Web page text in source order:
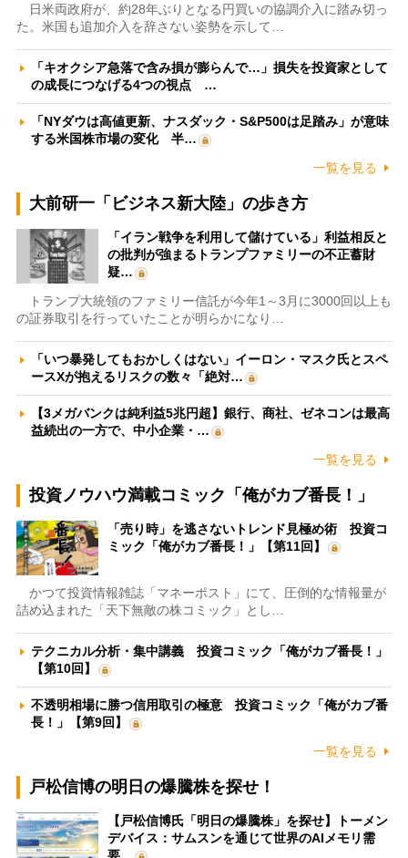
日米両政府が、約28年ぶりとなる円買いの協調介入に踏み切っ
た。米国も追加介入を辞さない姿勢を示して…
「キオクシア急落で含み損が膨らんで…」損失を投資家として
の成長につなげる4つの視点 …
「NYダウは高値更新、ナスダック・S&P500は足踏み」が意味
する米国株市場の変化 半…
一覧を見る
大前研一「ビジネス新大陸」の歩き方
「イラン戦争を利用して儲けている」利益相反と
の批判が強まるトランプファミリーの不正蓄財
疑…
トランプ大統領のファミリー信託が今年1～3月に3000回以上も
の証券取引を行っていたことが明らかになり…
「いつ暴発してもおかしくはない」イーロン・マスク氏とスペ
ースXが抱えるリスクの数々「絶対…
【3メガバンクは純利益5兆円超】銀行、商社、ゼネコンは最高
益続出の一方で、中小企業・…
一覧を見る
投資ノウハウ満載コミック「俺がカブ番長！」
「売り時」を逃さないトレンド見極め術 投資コ
ミック「俺がカブ番長！」【第11回】
かつて投資情報雑誌「マネーポスト」にて、圧倒的な情報量が
詰め込まれた「天下無敵の株コミック」とし…
テクニカル分析・集中講義 投資コミック「俺がカブ番長！」
【第10回】
不透明相場に勝つ信用取引の極意 投資コミック「俺がカブ番
長！」【第9回】
一覧を見る
戸松信博の明日の爆騰株を探せ！
【戸松信博氏「明日の爆騰株」を探せ】トーメン
デバイス：サムスンを通じて世界のAIメモリ需